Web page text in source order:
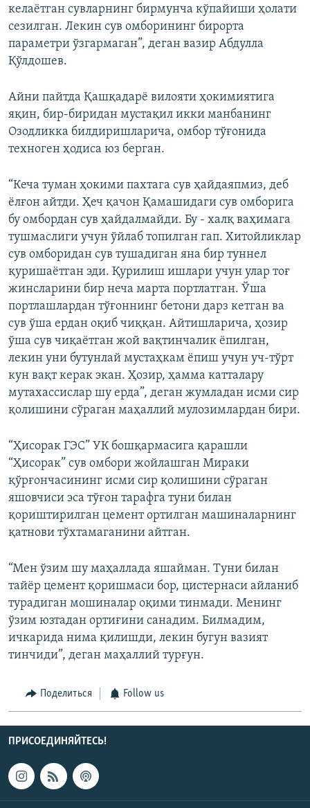
келаётган сувларнинг бирмунча кўпайиши ҳолати
сезилган. Лекин сув омборининг бирорта
параметри ўзгармаган”, деган вазир Абдулла
Қўлдошев.
Айни пайтда Қашқадарё вилояти ҳокимиятига
яқин, бир-биридан мустақил икки манбанинг
Озодликка билдиришларича, омбор тўғонида
техноген ҳодиса юз берган.
“Кеча туман ҳокими пахтага сув ҳайдаяпмиз, деб
ёлғон айтди. Ҳеч қачон Қамашидаги сув омборига
бу омбордан сув ҳайдалмайди. Бу - халқ ваҳимага
тушмаслиги учун ўйлаб топилган гап. Хитойликлар
сув омборидан сув тушадиган яна бир туннел
қуришаётган эди. Қурилиш ишлари учун улар тоғ
жинсларини бир неча марта портлатган. Ўша
портлашлардан тўғоннинг бетони дарз кетган ва
сув ўша ердан оқиб чиққан. Айтишларича, ҳозир
ўша сув чиқаётган жой вақтинчалик ёпилган,
лекин уни бутунлай мустаҳкам ёпиш учун уч-тўрт
кун вақт керак экан. Ҳозир, ҳамма катталару
мутахассислар шу ерда”, деган жумладан исми сир
қолишини сўраган маҳаллий мулозимлардан бири.
“Ҳисорак ГЭС” УК бошқармасига қарашли
“Ҳисорак” сув омбори жойлашган Мираки
қўрғончасининг исми сир қолишини сўраган
яшовчиси эса тўғон тарафга туни билан
қориштирилган цемент ортилган машиналарнинг
қатнови тўхтамаганини айтган.
“Мен ўзим шу маҳаллада яшайман. Туни билан
тайёр цемент қоришмаси бор, цистернаси айланиб
турадиган мошиналар оқими тинмади. Менинг
ўзим юзтадан ортиғини санадим. Билмадим,
ичкарида нима қилишди, лекин бугун вазият
тинчиди”, деган маҳаллий турғун.
Поделиться Follow us
ПРИСОЕДИНЯЙТЕСЬ!